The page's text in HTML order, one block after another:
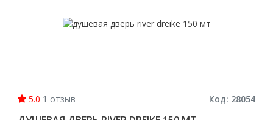
5.0 1 отзыв Код: 28054